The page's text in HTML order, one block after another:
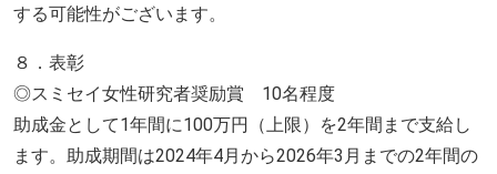
する可能性がございます。
８．表彰
◎スミセイ女性研究者奨励賞 10名程度
助成金として1年間に100万円（上限）を2年間まで支給し
ます。助成期間は2024年4月から2026年3月までの2年間の